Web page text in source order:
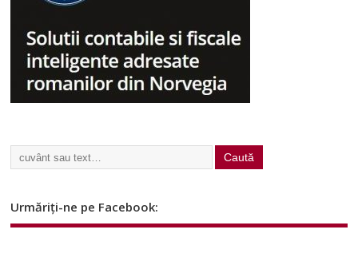
Urmăriți-ne pe Facebook: